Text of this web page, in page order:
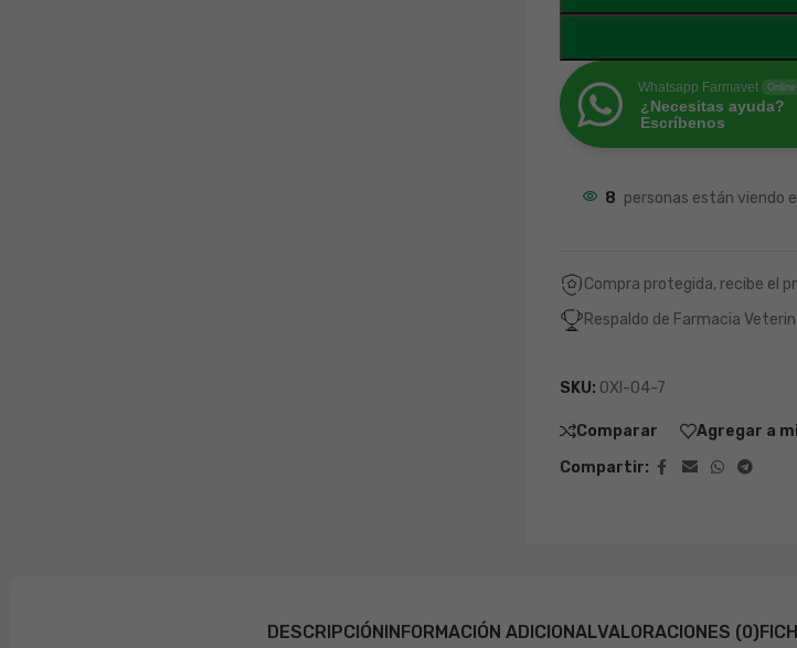
Whatsapp Farmavet Online
¿Necesitas ayuda?
Escríbenos
8 personas están viendo
Compra protegida, recibe el
Respaldo de Farmacia
SKU: OXI-04-7
Comparar
Agregar a
Compartir:
DESCRIPCIÓNINFORMACIÓN ADICIONALVALORACIONES (0)